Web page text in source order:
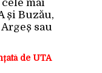
mai
și Buzău,
sau
de UTA